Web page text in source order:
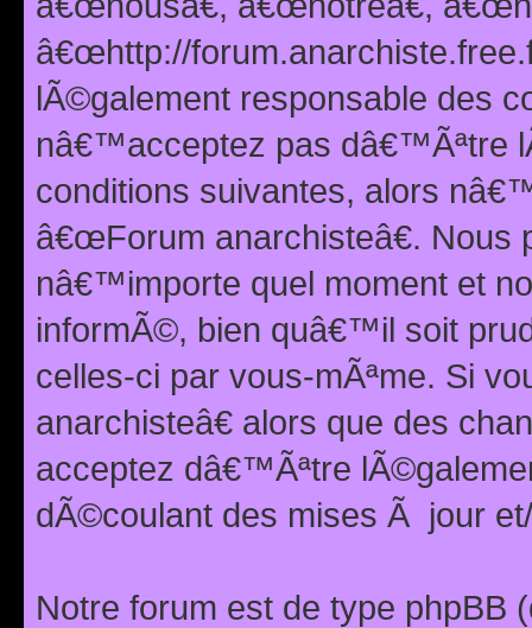
â€œhttp://
lÃ©galement responsable des
nâ€™acceptez pas dâ€™Ãªtre
conditions suivantes, alors
â€œForum anarchisteâ€.
nâ€™importe quel moment et
informÃ©, bien quâ€™il soit
celles-ci par vous-mÃªme. Si
anarchisteâ€ alors que des
acceptez dâ€™Ãªtre
dÃ©coulant des mises Ã jour
Notre forum est de type phpBB